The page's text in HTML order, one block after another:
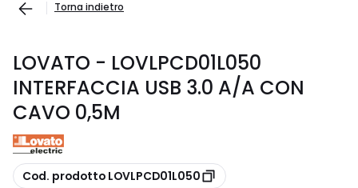
Torna indietro
LOVATO - LOVLPCD01L050
INTERFACCIA USB 3.0 A/A CON
CAVO 0,5M
copia
Cod. prodotto LOVLPCD01L050